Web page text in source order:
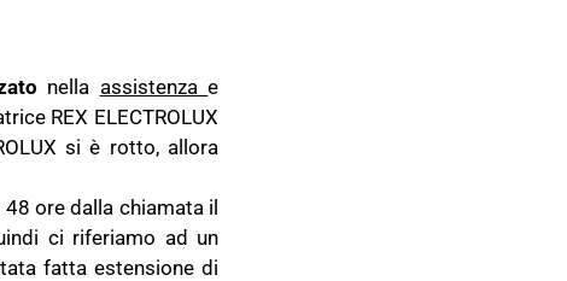
nella assistenza e
REX ELECTROLUX
si è rotto, allora
48 ore dalla chiamata il
ci riferiamo ad un
fatta estensione di